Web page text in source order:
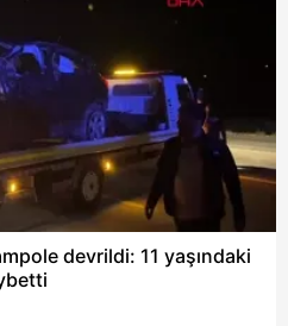
Kanunu uyarınca
okumak ve sitemizde
kullanılan çerezlerle ilgili bilgi
devrildi: 11 yaşındaki